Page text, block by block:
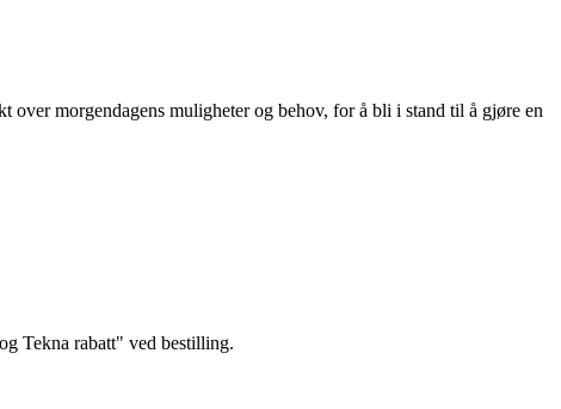
morgendagens muligheter og behov, for å bli i stand til å gjøre en
Tekna rabatt" ved bestilling.